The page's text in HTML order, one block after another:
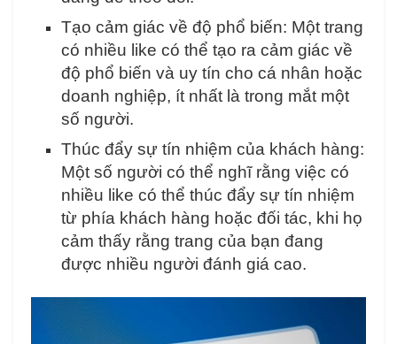
Tạo cảm giác về độ phổ biến: Một trang
có nhiều like có thể tạo ra cảm giác về
độ phổ biến và uy tín cho cá nhân hoặc
doanh nghiệp, ít nhất là trong mắt một
số người.
Thúc đẩy sự tín nhiệm của khách hàng:
Một số người có thể nghĩ rằng việc có
nhiều like có thể thúc đẩy sự tín nhiệm
từ phía khách hàng hoặc đối tác, khi họ
cảm thấy rằng trang của bạn đang
được nhiều người đánh giá cao.